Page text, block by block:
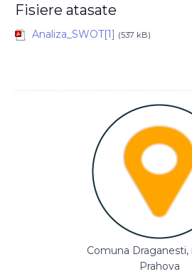
Fisiere atasate
Analiza_SWOT[1] (537 kB)
Comuna Draganesti,
Prahova